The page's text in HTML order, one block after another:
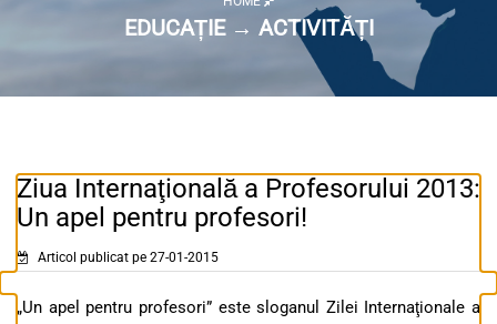
EDUCAȚIE → ACTIVITĂȚI
Ziua Internaţională a Profesorului 2013:
Un apel pentru profesori!
Articol publicat pe 27-01-2015
„Un apel pentru profesori” este sloganul Zilei Internaţionale a